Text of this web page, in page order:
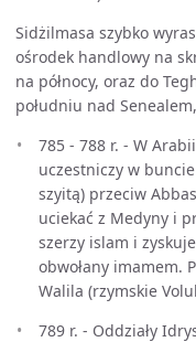
Sidżilmasa szybko
ośrodek handlowy na
na północy, oraz do
południu nad
785 - 788 r. - W
uczestniczy w
szyitą) przeciw
uciekać z Medyny i
szerzy islam i
obwołany imamem.
Walila (rzymskie
789 r. - Oddziały